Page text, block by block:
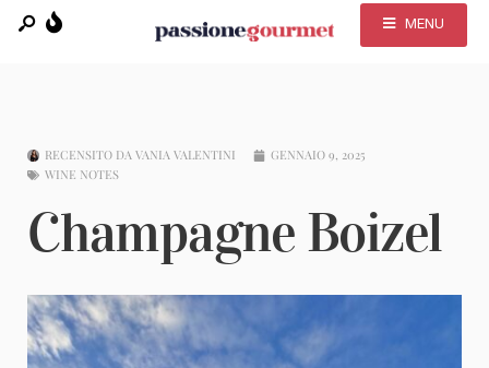
MENU
RECENSITO DA VANIA VALENTINI
GENNAIO 9, 2025
WINE NOTES
Champagne Boizel